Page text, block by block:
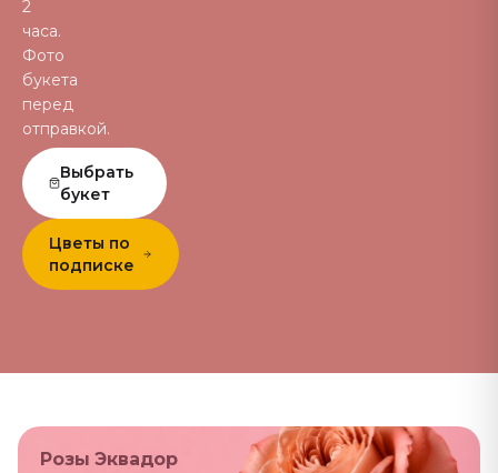
2
часа.
Фото
букета
перед
отправкой.
Выбрать
букет
Цветы по
подписке
Розы Эквадор